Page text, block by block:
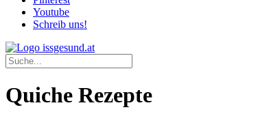
Youtube
Schreib uns!
Quiche Rezepte